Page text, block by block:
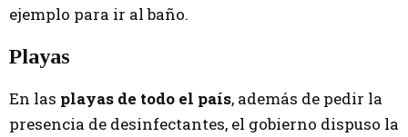
ejemplo para ir al baño.
Playas
En las playas de todo el país, además de pedir la
presencia de desinfectantes, el gobierno dispuso la